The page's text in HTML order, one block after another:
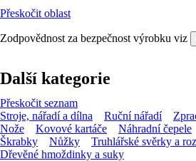
Přeskočit oblast
Zodpovědnost za bezpečnost výrobku viz
Další kategorie
Přeskočit seznam
Stroje, nářadí a dílna
Ruční nářadí
Nože
Kovové kartáče Náhradní čepele
Škrabky
Nůžky
Truhlářské svěrky a
Dřevěné hmoždinky a suky